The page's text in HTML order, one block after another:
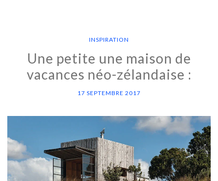
INSPIRATION
Une petite une maison de
vacances néo-zélandaise :
17 SEPTEMBRE 2017